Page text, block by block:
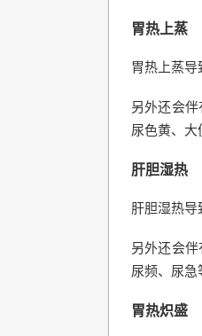
胃热上蒸
胃热上蒸导
另外还会
尿色黄、大
肝胆湿热
肝胆湿热导
另外还会
尿频、尿急
胃热炽盛